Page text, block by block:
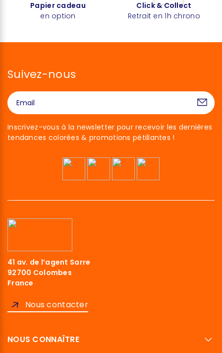
Papier cadeau
en option
Click & Collect
Retrait en 1h chrono
Suivez-nous
Inscrivez-vous à la newsletter pour recevoir les dernières
tendances colorées & promotions pétillantes !
41 av. de l’agent Sarre
92700 Colombes
France
Nous contacter
NOUS CONNAÎTRE